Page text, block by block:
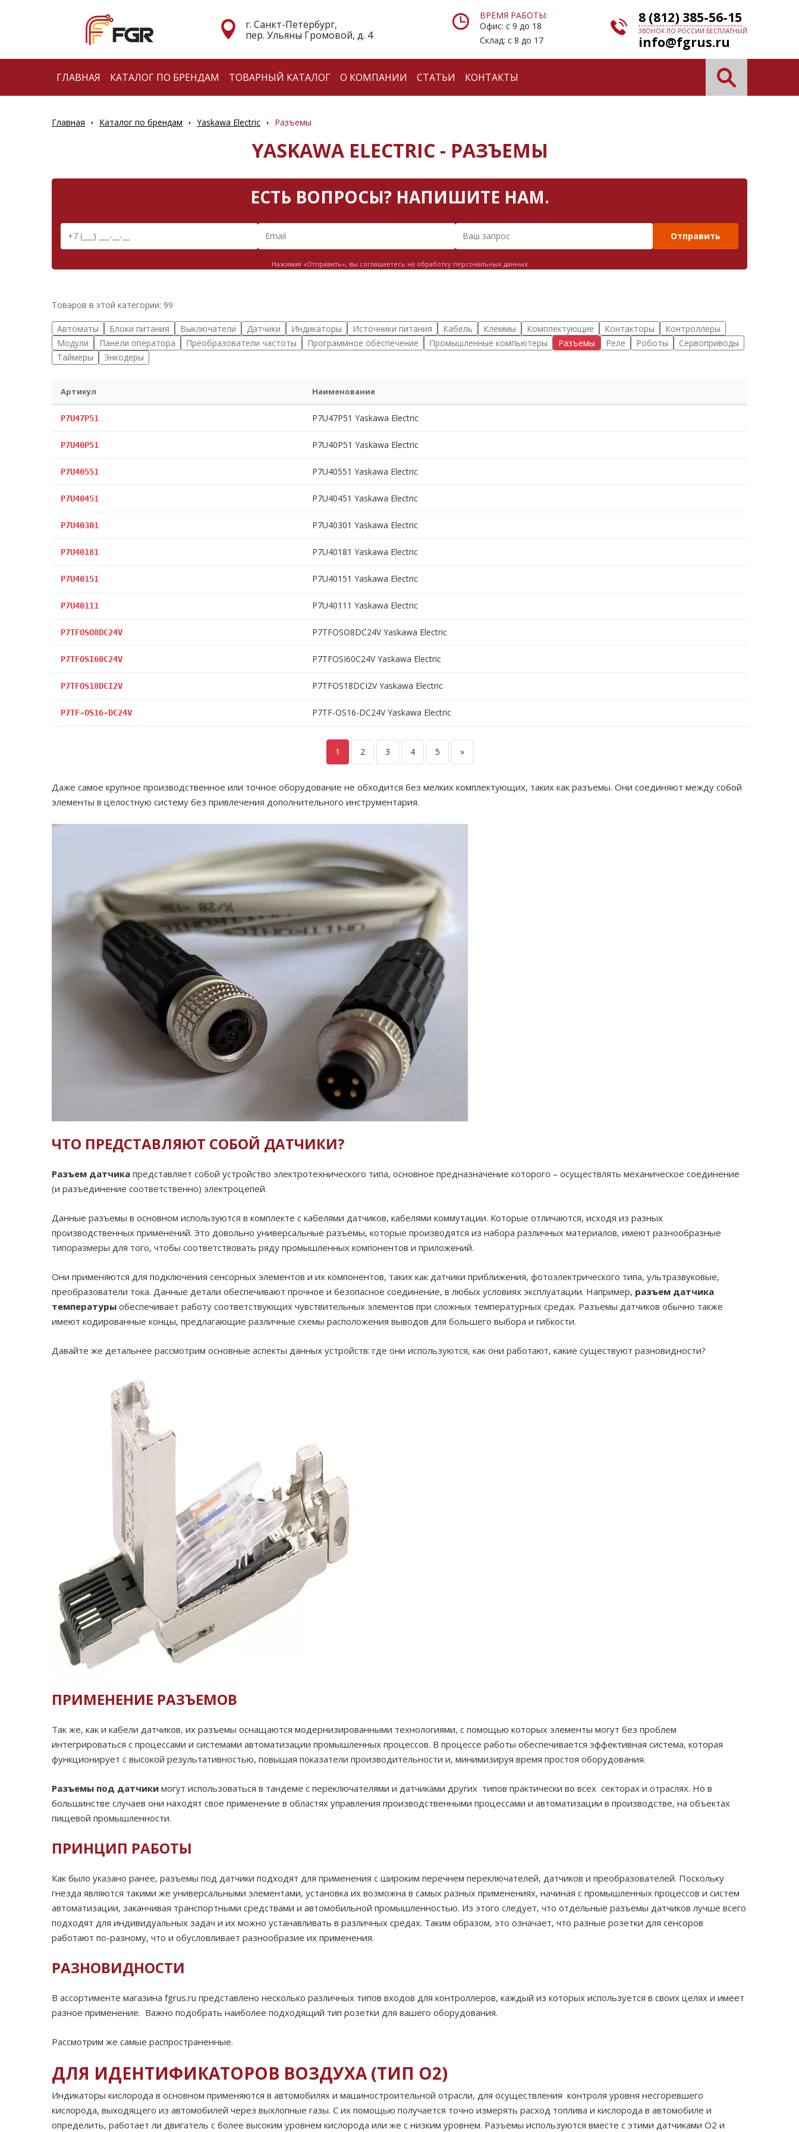
г. Санкт-Петербург,
пер. Ульяны Громовой, д. 4
ВРЕМЯ РАБОТЫ:
Офис: с 9 до 18
Склад: с 8 до 17
8 (812) 385-56-15
ЗВОНОК ПО РОССИИ БЕСПЛАТНЫЙ
info@fgrus.ru
ГЛАВНАЯ КАТАЛОГ ПО БРЕНДАМ ТОВАРНЫЙ КАТАЛОГ О КОМПАНИИ СТАТЬИ КОНТАКТЫ
Главная Каталог по брендам Yaskawa Electric Разъемы
YASKAWA ELECTRIC - РАЗЪЕМЫ
ЕСТЬ ВОПРОСЫ? НАПИШИТЕ НАМ.
Отправить
Нажимая «Отправить», вы соглашаетесь на обработку персональных данных
Товаров в этой категории: 99
Автоматы Блоки питания Выключатели Датчики Индикаторы Источники питания Кабель Клеммы Комплектующие Контакторы
Контроллеры
Модули
Панели оператора Преобразователи частоты Программное обеспечение Промышленные компьютеры Разъемы Реле Роботы
Сервоприводы
Таймеры
Энкодеры
Артикул Наименование
P7U47P51 P7U47P51 Yaskawa Electric
P7U40P51 P7U40P51 Yaskawa Electric
P7U40551 P7U40551 Yaskawa Electric
P7U40451 P7U40451 Yaskawa Electric
P7U40301 P7U40301 Yaskawa Electric
P7U40181 P7U40181 Yaskawa Electric
P7U40151 P7U40151 Yaskawa Electric
P7U40111 P7U40111 Yaskawa Electric
P7TFOSO8DC24V P7TFOSO8DC24V Yaskawa Electric
P7TFOSI60C24V P7TFOSI60C24V Yaskawa Electric
P7TFOS18DCI2V P7TFOS18DCI2V Yaskawa Electric
P7TF-OS16-DC24V P7TF-OS16-DC24V Yaskawa Electric
1 2 3 4 5 »
Даже самое крупное производственное или точное оборудование не обходится без мелких комплектующих, таких как разъемы. Они соединяют между собой
элементы в целостную систему без привлечения дополнительного инструментария.
ЧТО ПРЕДСТАВЛЯЮТ СОБОЙ ДАТЧИКИ?
Разъем датчика представляет собой устройство электротехнического типа, основное предназначение которого – осуществлять механическое соединение
(и разъединение соответственно) электроцепей.
Данные разъемы в основном используются в комплекте с кабелями датчиков, кабелями коммутации. Которые отличаются, исходя из разных
производственных применений. Это довольно универсальные разъемы, которые производятся из набора различных материалов, имеют разнообразные
типоразмеры для того, чтобы соответствовать ряду промышленных компонентов и приложений.
Они применяются для подключения сенсорных элементов и их компонентов, таких как датчики приближения, фотоэлектрического типа, ультразвуковые,
преобразователи тока. Данные детали обеспечивают прочное и безопасное соединение, в любых условиях эксплуатации. Например, разъем датчика
температуры обеспечивает работу соответствующих чувствительных элементов при сложных температурных средах. Разъемы датчиков обычно также
имеют кодированные концы, предлагающие различные схемы расположения выводов для большего выбора и гибкости.
Давайте же детальнее рассмотрим основные аспекты данных устройств: где они используются, как они работают, какие существуют разновидности?
ПРИМЕНЕНИЕ РАЗЪЕМОВ
Так же, как и кабели датчиков, их разъемы оснащаются модернизированными технологиями, с помощью которых элементы могут без проблем
интегрироваться с процессами и системами автоматизации промышленных процессов. В процессе работы обеспечивается эффективная система, которая
функционирует с высокой результативностью, повышая показатели производительности и, минимизируя время простоя оборудования.
Разъемы под датчики могут использоваться в тандеме с переключателями и датчиками других типов практически во всех секторах и отраслях. Но в
большинстве случаев они находят свое применение в областях управления производственными процессами и автоматизации в производстве, на объектах
пищевой промышленности.
ПРИНЦИП РАБОТЫ
Как было указано ранее, разъемы под датчики подходят для применения с широким перечнем переключателей, датчиков и преобразователей. Поскольку
гнезда являются такими же универсальными элементами, установка их возможна в самых разных применениях, начиная с промышленных процессов и систем
автоматизации, заканчивая транспортными средствами и автомобильной промышленностью. Из этого следует, что отдельные разъемы датчиков лучше всего
подходят для индивидуальных задач и их можно устанавливать в различных средах. Таким образом, это означает, что разные розетки для сенсоров
работают по-разному, что и обусловливает разнообразие их применения.
РАЗНОВИДНОСТИ
В ассортименте магазина fgrus.ru представлено несколько различных типов входов для контроллеров, каждый из которых используется в своих целях и имеет
разное применение. Важно подобрать наиболее подходящий тип розетки для вашего оборудования.
Рассмотрим же самые распространенные.
ДЛЯ ИДЕНТИФИКАТОРОВ ВОЗДУХА (ТИП O2)
Индикаторы кислорода в основном применяются в автомобилях и машиностроительной отрасли, для осуществления контроля уровня несгоревшего
кислорода, выходящего из автомобилей через выхлопные газы. С их помощью получается точно измерять расход топлива и кислорода в автомобиле и
определить, работает ли двигатель с более высоким уровнем кислорода или же с низким уровнем. Разъемы используются вместе с этими датчиками O2 и